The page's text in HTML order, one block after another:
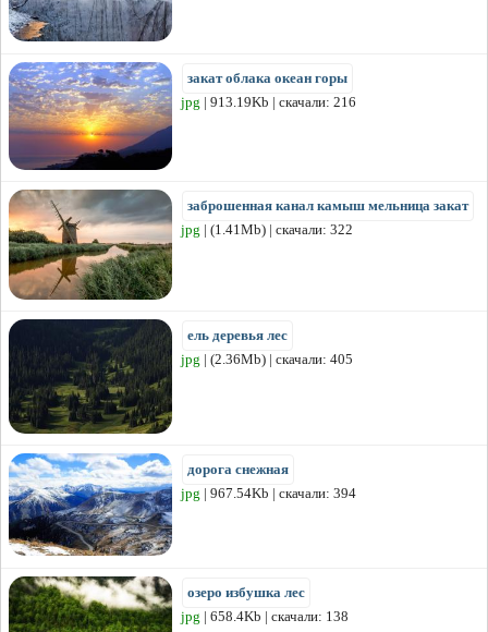
закат облака океан горы
jpg | 913.19Kb | скачали: 216
заброшенная канал камыш мельница закат
jpg | (1.41Mb) | скачали: 322
ель деревья лес
jpg | (2.36Mb) | скачали: 405
дорога снежная
jpg | 967.54Kb | скачали: 394
озеро избушка лес
jpg | 658.4Kb | скачали: 138